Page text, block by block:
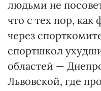
людьми не
что с тех пор,
через
спортшкол
областей —
Львовской, где